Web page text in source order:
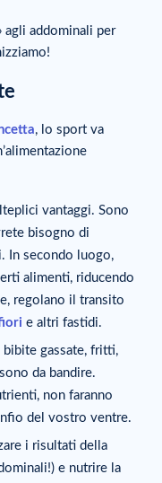
addominali per
, lo sport va
vantaggi. Sono
bisogno di
In secondo luogo,
alimenti, riducendo
regolano il transito
e altri fastidi.
bibite gassate, fritti,
da bandire.
non faranno
del vostro ventre.
i risultati della
e nutrire la